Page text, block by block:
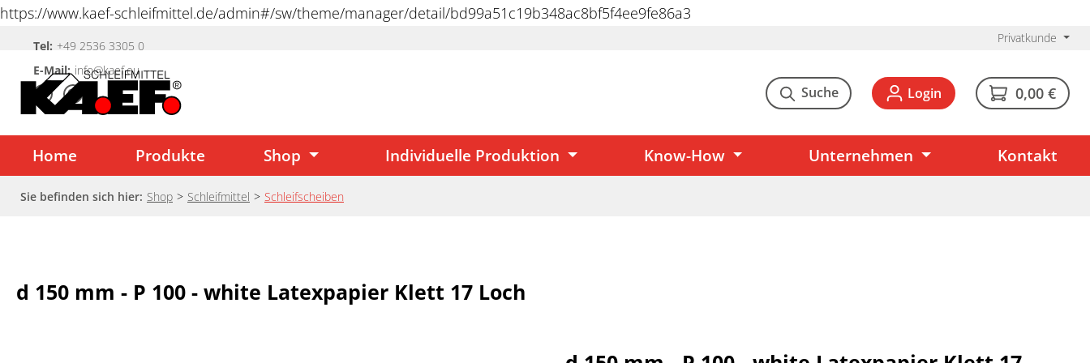
https://www.kaef-schleifmittel.de/admin#/sw/theme/manager/detail/bd99a51c19b348ac8bf5f4ee9fe86a3
Zur Hauptnavigation springen
Tel: +49 2536 3305 0
E-Mail: info@kaef.eu
Privatkunde
Suche Login 0,00 €
Home Produkte Shop Individuelle Produktion Know-How Unternehmen Kontakt
Sie befinden sich hier: Shop > Schleifmittel > Schleifscheiben
d 150 mm - P 100 - white Latexpapier Klett 17 Loch